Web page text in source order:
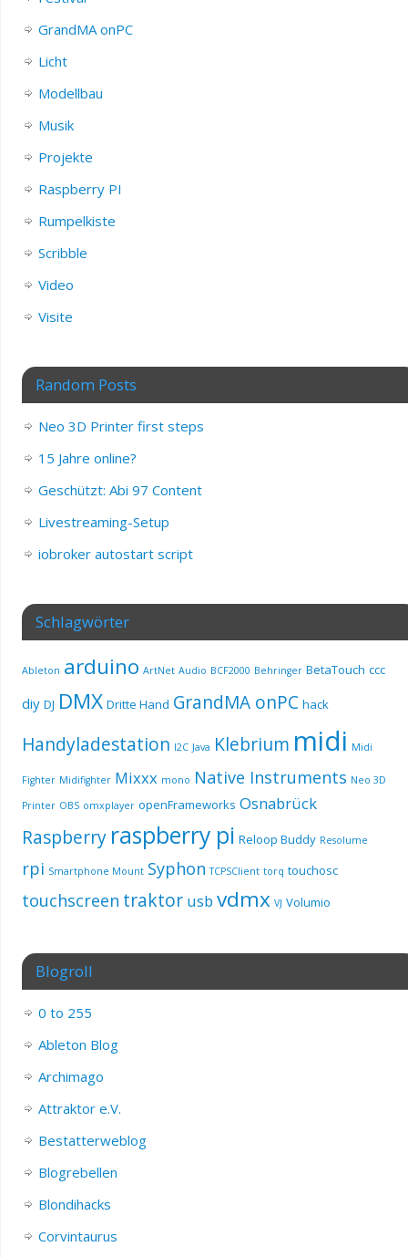
GrandMA onPC
Licht
Modellbau
Musik
Projekte
Raspberry PI
Rumpelkiste
Scribble
Video
Visite
Random Posts
Neo 3D Printer first steps
15 Jahre online?
Geschützt: Abi 97 Content
Livestreaming-Setup
iobroker autostart script
Schlagwörter
Ableton arduino ArtNet Audio BCF2000 Behringer BetaTouch ccc
diy DJ DMX Dritte Hand GrandMA onPC hack
Handyladestation I2C Java Klebrium midi Midi
Fighter Midifighter Mixxx mono Native Instruments Neo 3D
Printer OBS omxplayer openFrameworks Osnabrück
Raspberry raspberry pi Reloop Buddy Resolume
rpi Smartphone Mount Syphon TCPSClient torq touchosc
touchscreen traktor usb vdmx VJ Volumio
Blogroll
0 to 255
Ableton Blog
Archimago
Attraktor e.V.
Bestatterweblog
Blogrebellen
Blondihacks
Corvintaurus